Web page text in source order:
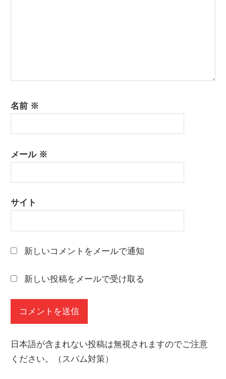
名前 ※
メール ※
サイト
新しいコメントをメールで通知
新しい投稿をメールで受け取る
日本語が含まれない投稿は無視されますのでご注意
ください。（スパム対策）